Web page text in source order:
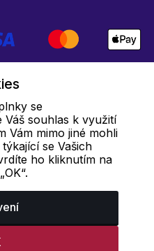
se
souhlas k využití
Vám mimo jiné mohli
se Vašich
ho kliknutím na